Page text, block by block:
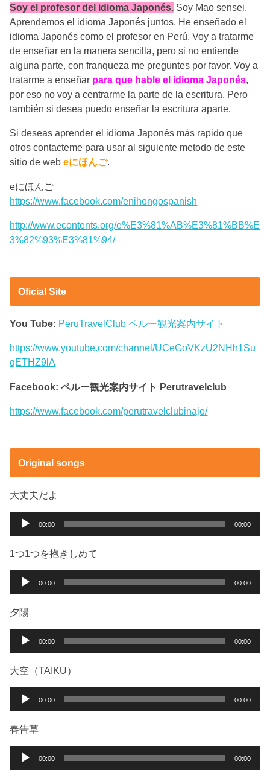
Soy el profesor del idioma Japonés. Soy Mao sensei.
Aprendemos el idioma Japonés juntos. He enseñado el
idioma Japonés como el profesor en Perú. Voy a tratarme
de enseñar en la manera sencilla, pero si no entiende
alguna parte, con franqueza me preguntes por favor. Voy a
tratarme a enseñar para que hable el idioma Japonés,
por eso no voy a centrarme la parte de la escritura. Pero
también si desea puedo enseñar la escritura aparte.
Si deseas aprender el idioma Japonés más rapido que
otros contacteme para usar al siguiente metodo de este
sitio de webeにほんご.
eにほんご
https://www.facebook.com/enihongospanish
http://www.econtents.org/e%E3%81%AB%E3%81%BB%E
3%82%93%E3%81%94/
Oficial Site
You Tube: PeruTravelClub ペルー観光案内サイト
https://www.youtube.com/channel/UCeGoVKzU2NHh1Su
qETHZ9lA
Facebook: ペルー観光案内サイト Perutravelclub
https://www.facebook.com/perutravelclubinajo/
Original songs
大丈夫だよ
プ
ー
00:00 00:00
1つ1つを抱きしめて
プ
レ
ー
00:00 00:00
夕陽
プ
レ
ー
00:00 00:00
大空（TAIKU）
プ
レ
00:00 00:00
春告草
00:00 00:00